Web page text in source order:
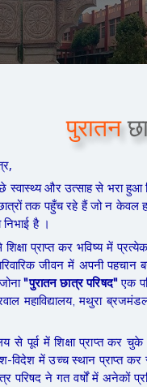
पुरातन
और उत्साह से भरा हुआ
तक पहुँच रहे हैं जो न केवल
है ।
शिक्षा प्राप्त कर भविष्य में
जीवन में अपनी पहचान
"पुरातन छात्र परिषद"एक
महाविद्यालय, मथुरा
से पूर्व में शिक्षा प्राप्त कर
में उच्च स्थान प्राप्त कर
परिषद ने गत वर्षों में अनेकों